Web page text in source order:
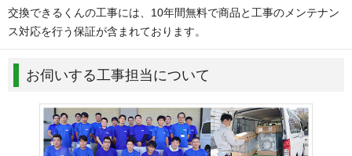
交換できるくんの工事には、10年間無料で商品と工事のメンテナン
ス対応を行う保証が含まれております。
お伺いする工事担当について